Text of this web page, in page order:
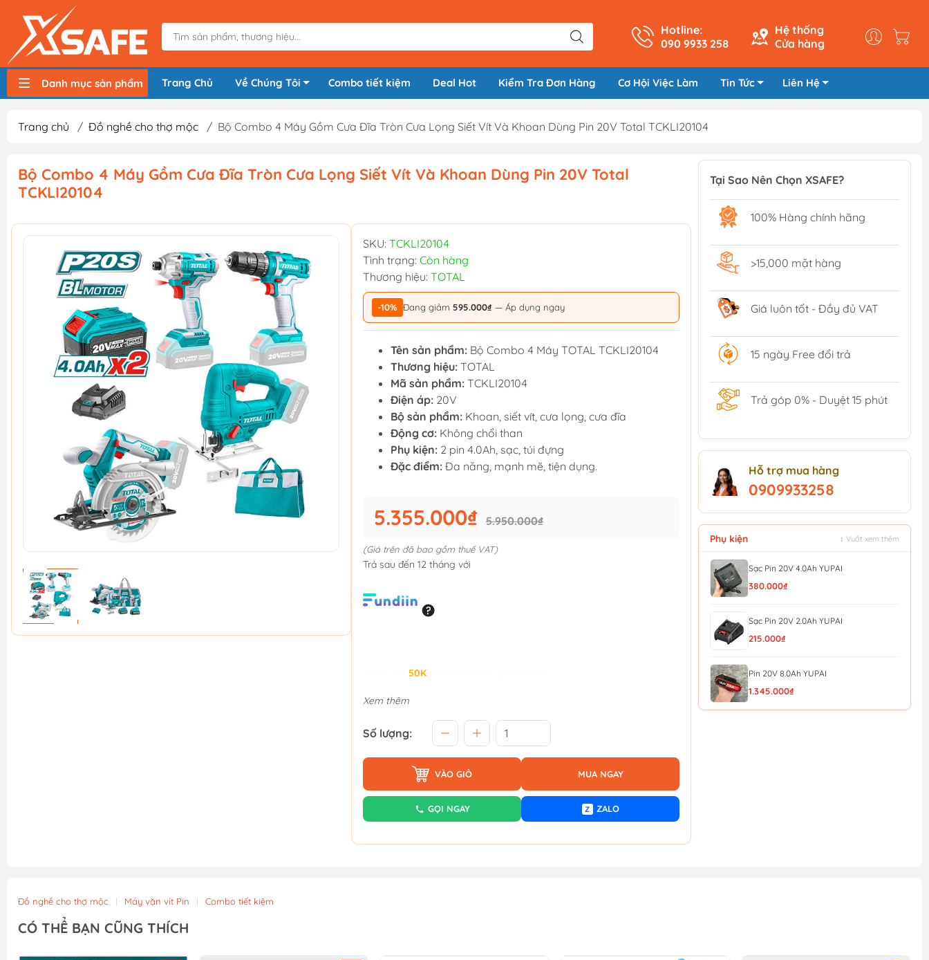
Hotline:
090 9933 258
Hệ thống
Cửa hàng
Danh mục sản phẩm Trang Chủ Về Chúng Tôi Combo tiết kiệm Deal Hot Kiểm Tra Đơn Hàng Cơ Hội Việc Làm Tin Tức Liên Hệ
Trang chủ / Đồ nghề cho thợ mộc / Bộ Combo 4 Máy Gồm Cưa Đĩa Tròn Cưa Lọng Siết Vít Và Khoan Dùng Pin 20V Total TCKLI20104
Bộ Combo 4 Máy Gồm Cưa Đĩa Tròn Cưa Lọng Siết Vít Và Khoan Dùng Pin 20V Total
TCKLI20104
SKU: TCKLI20104
Tình trạng: Còn hàng
Thương hiệu: TOTAL
-10% Đang giảm 595.000₫ — Áp dụng ngay
Tên sản phẩm: Bộ Combo 4 Máy TOTAL TCKLI20104
Thương hiệu: TOTAL
Mã sản phẩm: TCKLI20104
Điện áp: 20V
Bộ sản phẩm: Khoan, siết vít, cưa lọng, cưa đĩa
Động cơ: Không chổi than
Phụ kiện: 2 pin 4.0Ah, sạc, túi đựng
Đặc điểm: Đa năng, mạnh mẽ, tiện dụng.
5.355.000₫ 5.950.000₫
(Giá trên đã bao gồm thuế VAT)
Trả sau đến 12 tháng với
50K
Xem thêm
Số lượng:
VÀO GIỎ MUA NGAY
GỌI NGAY Z ZALO
Tại Sao Nên Chọn XSAFE?
100% Hàng chính hãng
>15,000 mặt hàng
Giá luôn tốt - Đầy đủ VAT
15 ngày Free đổi trả
Trả góp 0% - Duyệt 15 phút
Hỗ trợ mua hàng
0909933258
Phụ kiện ↕ Vuốt xem thêm
Sạc Pin 20V 4.0Ah YUPAI
380.000₫
Sạc Pin 20V 2.0Ah YUPAI
215.000₫
Pin 20V 8.0Ah YUPAI
1.345.000₫
Đồ nghề cho thợ mộc | Máy vặn vít Pin | Combo tiết kiệm
CÓ THỂ BẠN CŨNG THÍCH